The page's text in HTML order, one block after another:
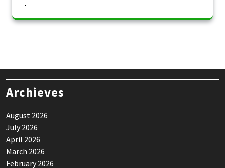
Archieves
August 2026
July 2026
April 2026
March 2026
February 2026